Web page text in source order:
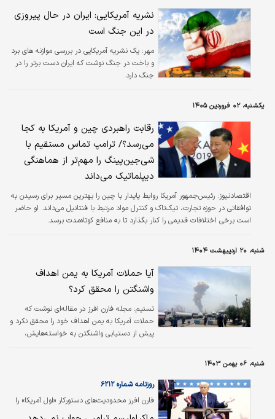
نشریه آمریکایی: ایران در حال پیروزی
در این جنگ است
مهر: یک نشریه آمریکایی در بررسی موازنه های برد
و باخت در جنگ نوشت که ایران دست برتر را در
جنگ دارد.
یکشنبه، ۰۲ فروردین ۱۴۰۵
رقابت راهبردی چین و آمریکا به کجا
می‌رسد؟/ ترامپ تماس مستقیم با
شی‌جین‌پینگ را مهم‌تر از هماهنگی
دیپلماتیک می‌داند
اقتصادنیوز: رئیس‌جمهور آمریکا روابط پایدار با چین را بهترین مسیر برای رسیدن به
توافقاتی در حوزه تجارت، تیک‌تاک و کنترل مواد مرتبط با فنتانیل می‌داند. او حاضر
است برخی اختلافات قدیمی را کنار بگذارد تا به منافع کوتاه‌مدت برسد.
شنبه، ۲۰ اردیبهشت ۱۴۰۴
آیا حملات آمریکا به یمن اهداف
واشنگتن را محقق کرد؟
تسنیم: مجله فارن افرز در مقاله‌ای نوشت که
حملات آمریکا به یمن اهداف خود را محقق نکرد و
پیش از دستیابی واشنگتن به خواسته‌هایش،
شنبه، ۰۶ بهمن ۱۴۰۳
فارن افرز محدودیت‌های دستورکار «اول آمریکا» را
بررسی و آن را ضدواقع‌گرایانه ارزیابی کرد
روزنامه شماره ۶۲۱۲